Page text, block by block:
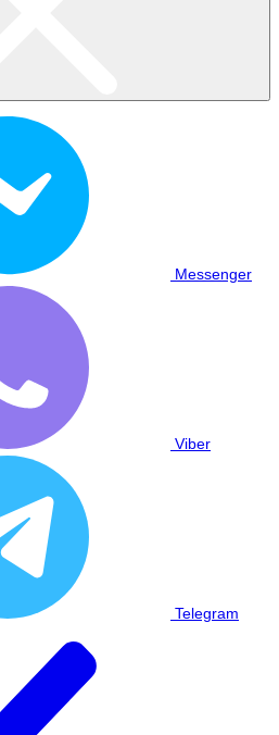
Messenger
Viber
Telegram